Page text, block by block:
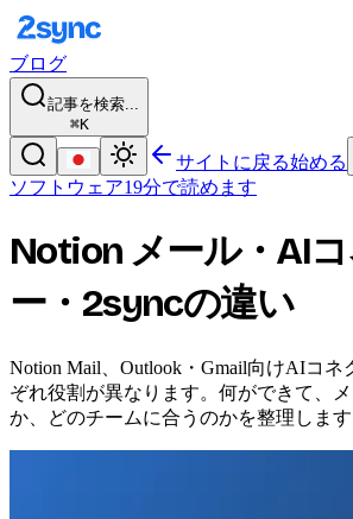
ブログ
記事を検索...
⌘K
サイトに戻る始める
ソフトウェア19分で読めます
Notion メール・AI
ー・2syncの違い
Notion Mail、Outlook・Gmail向けAIコネ
ぞれ役割が異なります。何ができて、
か、どのチームに合うのかを整理します